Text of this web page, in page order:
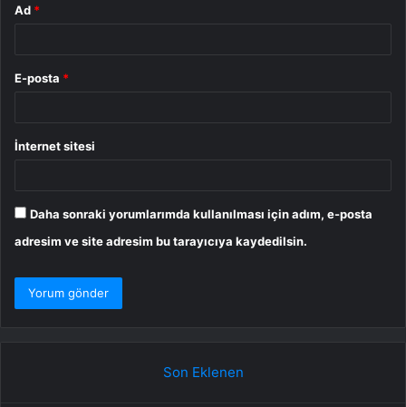
Ad *
E-posta *
İnternet sitesi
Daha sonraki yorumlarımda kullanılması için adım, e-posta
adresim ve site adresim bu tarayıcıya kaydedilsin.
Son Eklenen